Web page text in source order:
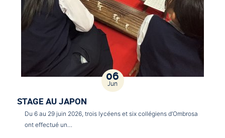
06
Jun
STAGE AU JAPON
Du 6 au 29 juin 2026, trois lycéens et six collégiens d’Ombrosa
ont effectué un…